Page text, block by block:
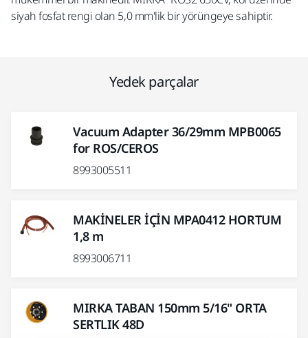
siyah fosfat rengi olan 5,0 mm'lik bir yörüngeye sahiptir.
Yedek parçalar
Vacuum Adapter 36/29mm MPB0065
for ROS/CEROS
8993005511
MAKİNELER İÇİN MPA0412 HORTUM
1,8 m
8993006711
MIRKA TABAN 150mm 5/16" ORTA
SERTLIK 48D